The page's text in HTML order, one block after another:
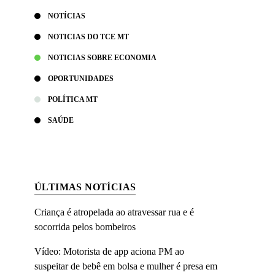
NOTÍCIAS
NOTICIAS DO TCE MT
NOTICIAS SOBRE ECONOMIA
OPORTUNIDADES
POLÍTICA MT
SAÚDE
ÚLTIMAS NOTÍCIAS
Criança é atropelada ao atravessar rua e é
socorrida pelos bombeiros
Vídeo: Motorista de app aciona PM ao
suspeitar de bebê em bolsa e mulher é presa em